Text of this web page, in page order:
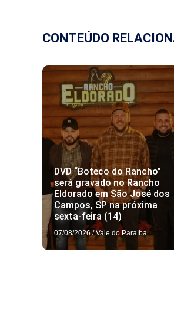
CONTEÚDO
DVD “Boteco do Rancho”
será gravado no Rancho
Eldorado em São José dos
Campos, SP na próxima
sexta-feira (14)
07/08/2026 / Vale do Paraíba